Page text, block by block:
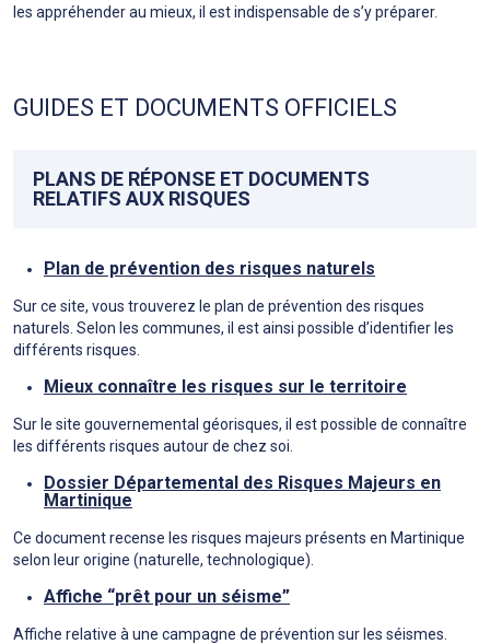
les appréhender au mieux, il est indispensable de s’y préparer.
GUIDES ET DOCUMENTS OFFICIELS
PLANS DE RÉPONSE ET DOCUMENTS
RELATIFS AUX RISQUES
Plan de prévention des risques naturels
Sur ce site, vous trouverez le plan de prévention des risques
naturels. Selon les communes, il est ainsi possible d’identifier les
différents risques.
Mieux connaître les risques sur le territoire
Sur le site gouvernemental géorisques, il est possible de connaître
les différents risques autour de chez soi.
Dossier Départemental des Risques Majeurs en
Martinique
Ce document recense les risques majeurs présents en Martinique
selon leur origine (naturelle, technologique).
Affiche “prêt pour un séisme”
Affiche relative à une campagne de prévention sur les séismes.